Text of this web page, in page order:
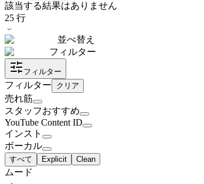
該当する結果はありません
25 行
並べ替え
フィルター
フィルター
フィルター クリア
売れ筋
スタッフおすすめ
YouTube Content ID
インスト
ボーカル
すべて Explicit Clean
ムード